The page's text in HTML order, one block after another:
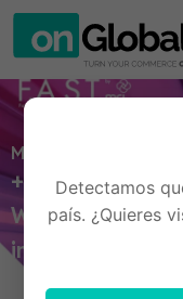
MCI Group
+10 años de
WordPress para
internacional,
Detectamos
país. ¿Quieres